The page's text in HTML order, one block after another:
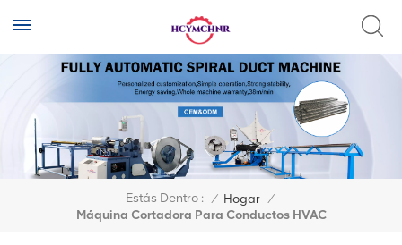
Estás Dentro : / Hogar /
Máquina Cortadora Para Conductos HVAC